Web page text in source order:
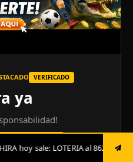
envía ya: ANIMAL al 8621
VERIFICADO
ya
OFICIAL ↗